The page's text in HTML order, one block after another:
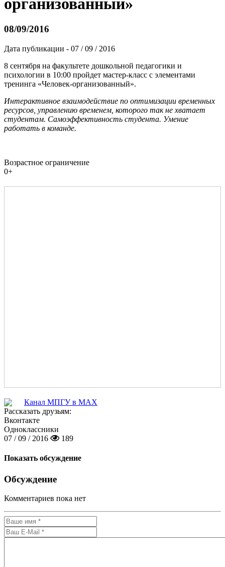
08/09/2016
Дата публикации - 07 / 09 / 2016
8 сентября на факультете дошкольной педагогики и
психологии в 10:00 пройдет мастер-класс с элементами
тренинга «Человек-организованный».
Интерактивное взаимодействие по оптимизации временных
ресурсов, управлению временем, которого так не хватает
студентам. Самоэффективность студента. Умение
работать в команде.
Возрастное ограничение
0+
Канал МПГУ в MAX
Рассказать друзьям:
Вконтакте
Одноклассники
07 / 09 / 2016
189
Показать обсуждение
Обсуждение
Комментариев пока нет